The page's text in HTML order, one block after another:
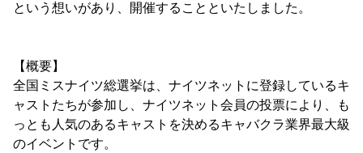
という想いがあり、開催することといたしました。
【概要】
全国ミスナイツ総選挙は、ナイツネットに登録しているキ
ャストたちが参加し、ナイツネット会員の投票により、も
っとも人気のあるキャストを決めるキャバクラ業界最大級
のイベントです。